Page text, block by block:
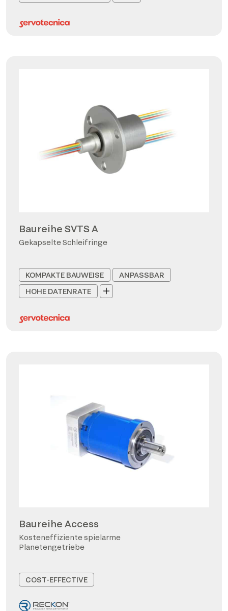
Baureihe SVTS A
Gekapselte Schleifringe
KOMPAKTE BAUWEISE
ANPASSBAR
HOHE DATENRATE
Baureihe Access
Kosteneffiziente spielarme
Planetengetriebe
COST-EFFECTIVE